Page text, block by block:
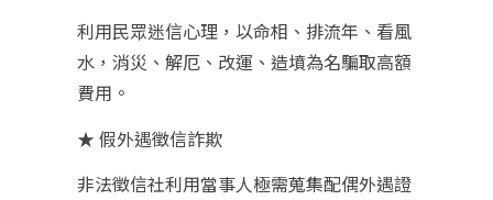
利用民眾迷信心理，以命相、排流年、看風
水，消災、解厄、改運、造墳為名騙取高額
費用。
★ 假外遇徵信詐欺
非法徵信社利用當事人極需蒐集配偶外遇證